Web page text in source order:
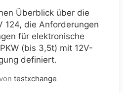
Überblick über die
124, die Anforderungen
für elektronische
(bis 3,5t) mit 12V-
definiert.
testxchange